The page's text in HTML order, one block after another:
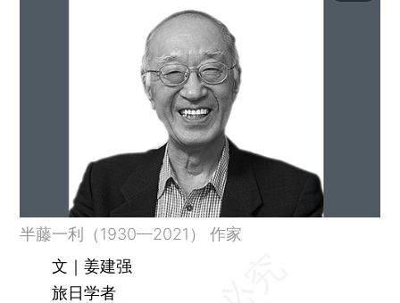
半藤一利（1930—2021） 作家
文｜姜建强
旅日学者